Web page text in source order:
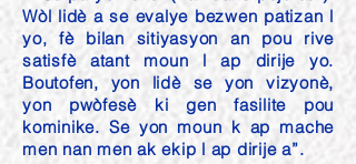
Wòl lidè a se evalye bezwen patizan l
yo, fè bilan sitiyasyon an pou rive
satisfè atant moun l ap dirije yo.
Boutofen, yon lidè se yon vizyonè,
yon pwòfesè ki gen fasilite pou
kominike. Se yon moun k ap mache
men nan men ak ekip l ap dirije a”.